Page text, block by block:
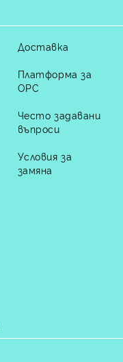
Доставка
Платформа за
ОРС
Често задавани
въпроси
Условия за
замяна